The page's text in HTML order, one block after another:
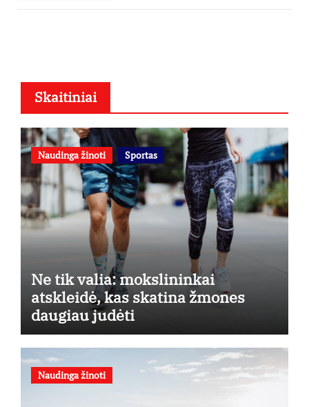
Skaitiniai
Naudinga žinoti Sportas
Ne tik valia: mokslininkai
atskleidė, kas skatina žmones
daugiau judėti
Naudinga žinoti